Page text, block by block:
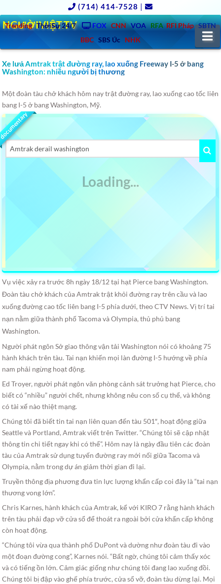
(714) 414-7528 |
Trending ThờiSự 24/7 FOX CNN VOA RFA RFI Pháp SBTN
BBC SBS Úc NHK
NGƯỜIVIỆT.TV
Xe lưả Amtrak trật đường ray, lao xuống Freeway I-5 ở bang
Washington: nhiều người bị thương
Một đoàn tàu chở khách hôm nay trật đường ray, lao xuống cao tốc liên
bang I-5 ở bang Washington, Mỹ.
Vụ việc xảy ra trước 8h ngày 18/12 tại hạt Pierce bang Washington.
Đoàn tàu chở khách của Amtrak trật khỏi đường ray trên cầu và lao
xuống đường cao tốc liên bang I-5 phía dưới, theo CTV News. Vị trí tai
nạn nằm giữa thành phố Tacoma và Olympia, thủ phủ bang
Washington.
Người phát ngôn Sở giao thông vận tải Washington nói có khoảng 75
hành khách trên tàu. Tai nạn khiến mọi làn đường I-5 hướng về phía
nam phải ngừng hoạt động.
Ed Troyer, người phát ngôn văn phòng cảnh sát trưởng hạt Pierce, cho
biết có “nhiều” người chết, nhưng không nêu con số cụ thể, và không
có tài xế nào thiệt mạng.
Chúng tôi đã biết tin tai nạn liên quan đến tàu 501″, hoạt động giữa
Seattle và Portland, Amtrak viết trên Twitter. “Chúng tôi sẽ cập nhật
thông tin chi tiết ngay khi có thể”. Hôm nay là ngày đầu tiên các đoàn
tàu của Amtrak sử dụng tuyến đường ray mới nối giữa Tacoma và
Olympia, nằm trong dự án giảm thời gian đi lại.
Truyền thông địa phương đưa tin lực lượng khẩn cấp coi đây là “tai nạn
thương vong lớn”.
Chris Karnes, hành khách của Amtrak, kể với KIRO 7 rằng hành khách
trên tàu phải đạp vỡ cửa sổ để thoát ra ngoài bởi cửa khẩn cấp không
còn hoạt động.
“Chúng tôi vừa qua thành phố DuPont và dường như đoàn tàu đi vào
một đoạn đường cong”, Karnes nói. “Bất ngờ, chúng tôi cảm thấy xóc
và có tiếng ồn lớn. Cảm giác giống như chúng tôi đang lao xuống đồi.
Chúng tôi bị đập vào ghế phía trước, cửa sổ vỡ, đoàn tàu dừng lại. Mọi